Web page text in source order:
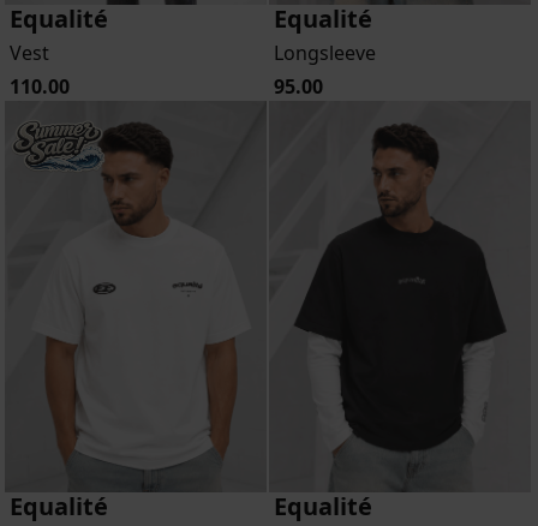
Equalité
Vest
110.00
Equalité
Longsleeve
95.00
Equalité Equalité